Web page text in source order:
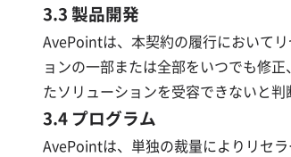
3.3 製品開発
AvePointは、本契約の履行において
ョンの一部または全部をいつでも修
たソリューションを受容できないと
3.4 プログラム
AvePointは、単独の裁量によりリセ